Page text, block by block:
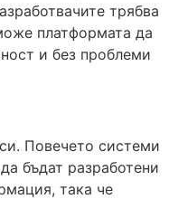
трябва
платформата да
и без проблеми
Повечето системи
бъдат разработени
така че